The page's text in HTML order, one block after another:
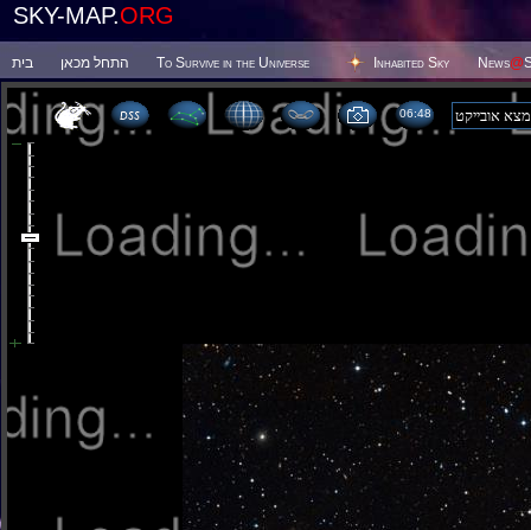
SKY-MAP.ORG
בית התחל מכאן To Survive in the Universe Inhabited Sky News@
06 48